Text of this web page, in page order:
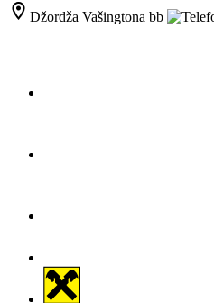
Džordža Vašingtona bb